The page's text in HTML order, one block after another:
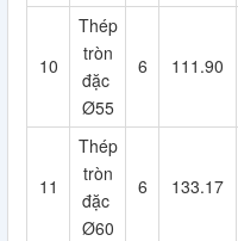
10
Thép
tròn
đặc
Ø55
6 111.90
11
Thép
tròn
đặc
Ø60
6 133.17